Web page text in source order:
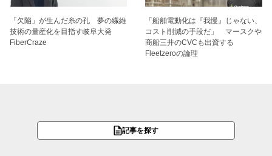
「欠陥」が生んだ糸の孔 夢の繊維
技術の量産化を目指す岐阜大発
FiberCraze
「船舶電動化は『我慢』じゃない、
コスト削減の手段だ」 マースクや
商船三井のCVCも出資する
Fleetzeroの論理
記事を探す